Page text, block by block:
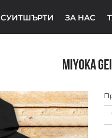
СУИТШЪРТИ ЗА НАС
Miyoka